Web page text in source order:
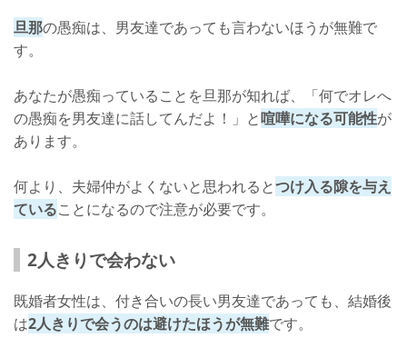
旦那の愚痴は、男友達であっても言わないほうが無難で
す。
あなたが愚痴っていることを旦那が知れば、「何でオレへ
の愚痴を男友達に話してんだよ！」と喧嘩になる可能性が
あります。
何より、夫婦仲がよくないと思われるとつけ入る隙を与え
ていることになるので注意が必要です。
2人きりで会わない
既婚者女性は、付き合いの長い男友達であっても、結婚後
は2人きりで会うのは避けたほうが無難です。